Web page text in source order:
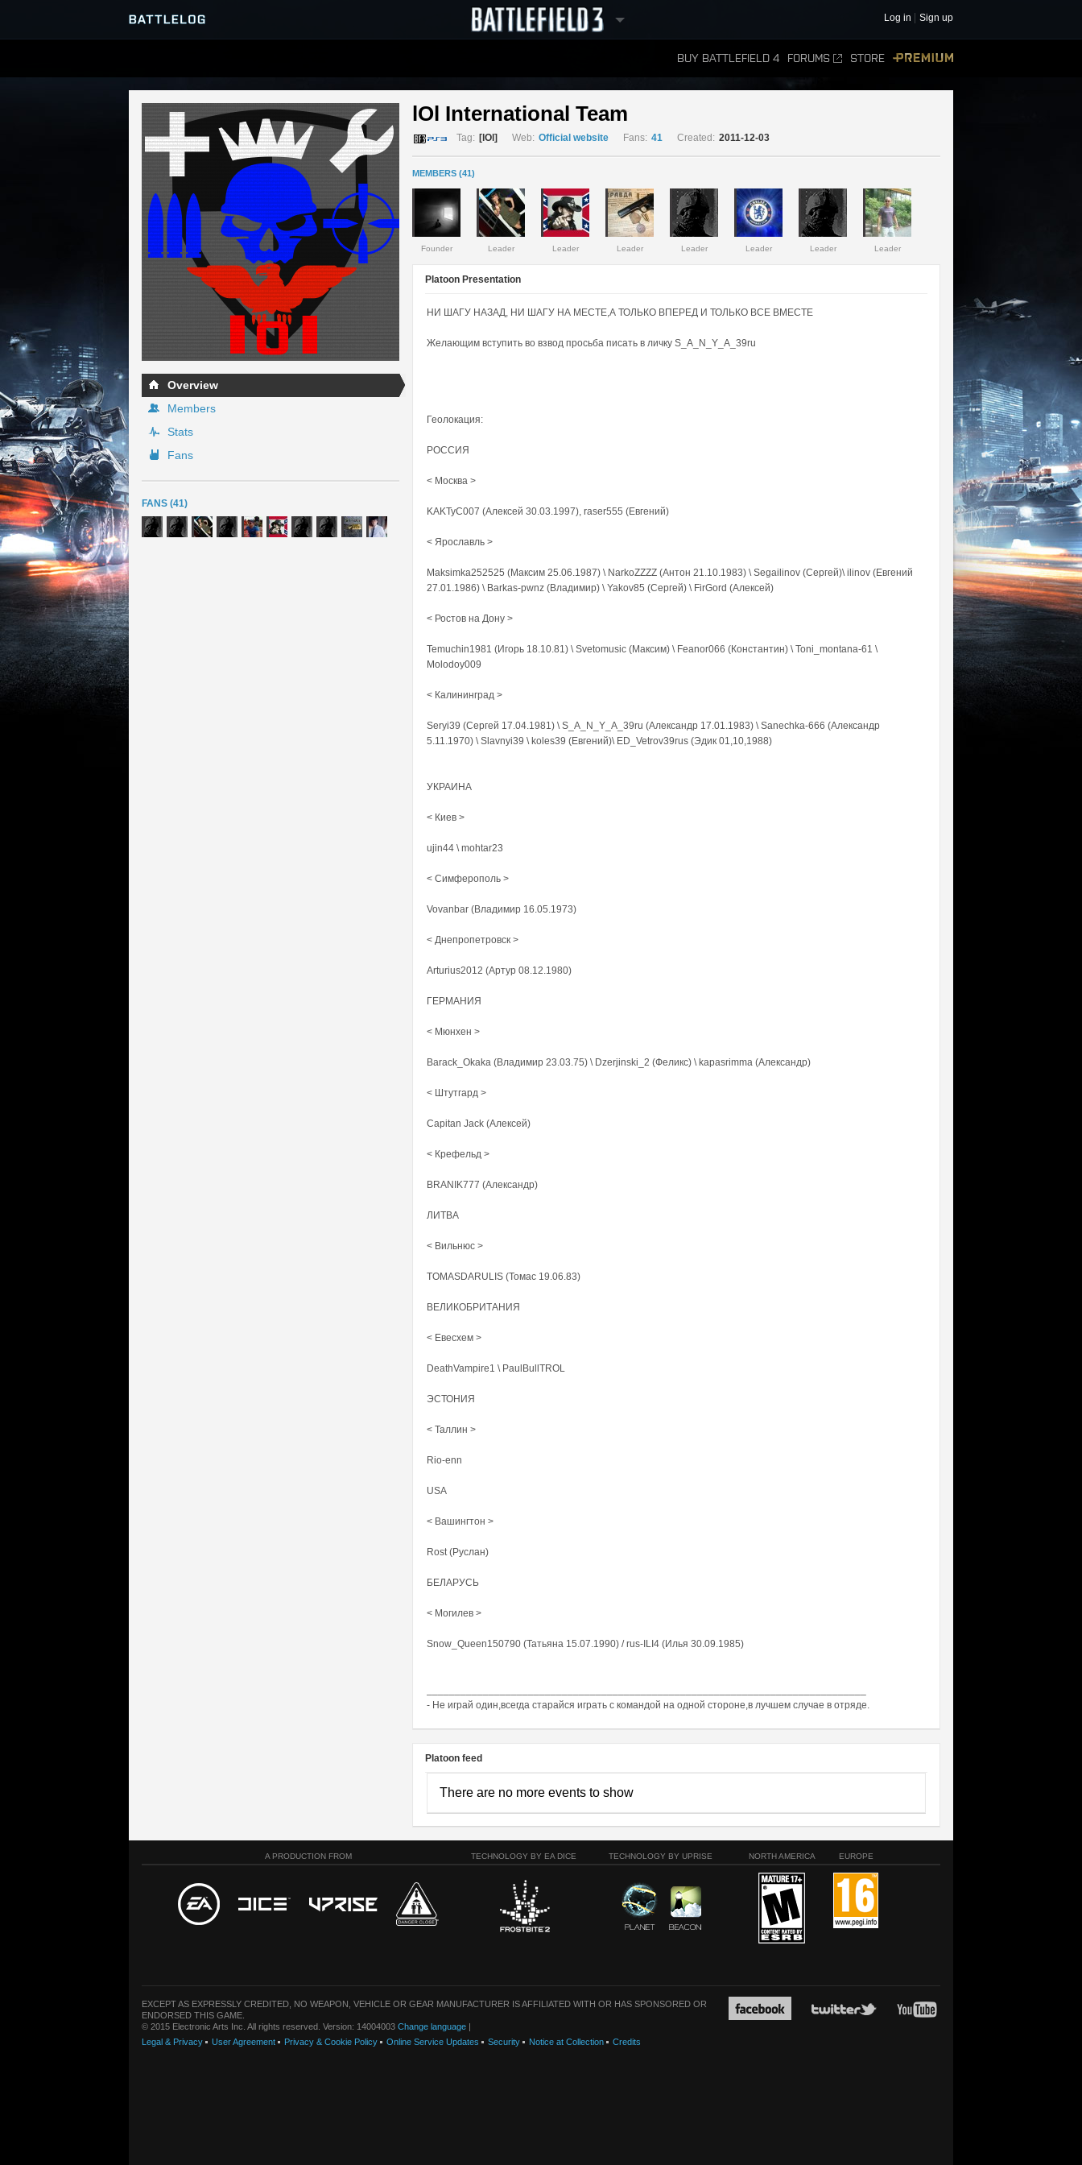
Log in Sign up
BUY BATTLEFIELD 4 FORUMS STORE
SERVER BROWSER
MATCHES
LEADERBOARDS
Overview
Members
Stats
Fans
FANS (41)
lOl International Team
Tag: [lOl] Web: Official website Fans: 41 Created: 2011-12-03
MEMBERS (41)
Founder Leader Leader Leader Leader Leader Leader Leader
Platoon Presentation
НИ ШАГУ НАЗАД, НИ ШАГУ НА МЕСТЕ,А ТОЛЬКО ВПЕРЕД И ТОЛЬКО ВСЕ ВМЕСТЕ
Желающим вступить во взвод просьба писать в личку S_A_N_Y_A_39ru
Геолокация:
РОССИЯ
< Москва >
KAKTyC007 (Алексей 30.03.1997), raser555 (Евгений)
< Ярославль >
Maksimka252525 (Максим 25.06.1987) \ NarkoZZZZ (Антон 21.10.1983) \ Segailinov (Сергей)\ ilinov (Евгений
27.01.1986) \ Barkas-pwnz (Владимир) \ Yakov85 (Сергей) \ FirGord (Алексей)
< Ростов на Дону >
Temuchin1981 (Игорь 18.10.81) \ Svetomusic (Максим) \ Feanor066 (Константин) \ Toni_montana-61 \
Molodoy009
< Калининград >
Seryi39 (Сергей 17.04.1981) \ S_A_N_Y_A_39ru (Александр 17.01.1983) \ Sanechka-666 (Александр
5.11.1970) \ Slavnyi39 \ koles39 (Евгений)\ ED_Vetrov39rus (Эдик 01,10,1988)
УКРАИНА
< Киев >
ujin44 \ mohtar23
< Симферополь >
Vovanbar (Владимир 16.05.1973)
< Днепропетровск >
Arturius2012 (Артур 08.12.1980)
ГЕРМАНИЯ
< Мюнхен >
Barack_Okaka (Владимир 23.03.75) \ Dzerjinski_2 (Феликс) \ kapasrimma (Александр)
< Штутгард >
Capitan Jack (Алексей)
< Крефельд >
BRANIK777 (Александр)
ЛИТВА
< Вильнюс >
TOMASDARULIS (Томас 19.06.83)
ВЕЛИКОБРИТАНИЯ
< Евесхем >
DeathVampire1 \ PaulBullTROL
ЭСТОНИЯ
< Таллин >
Rio-enn
USA
< Вашингтон >
Rost (Руслан)
БЕЛАРУСЬ
< Могилев >
Snow_Queen150790 (Татьяна 15.07.1990) / rus-ILI4 (Илья 30.09.1985)
- Не играй один,всегда старайся играть с командой на одной стороне,в лучшем случае в отряде.
Platoon feed
There are no more events to show
A PRODUCTION FROM TECHNOLOGY BY EA DICE TECHNOLOGY BY UPRISE NORTH AMERICA EUROPE
EXCEPT AS EXPRESSLY CREDITED, NO WEAPON, VEHICLE OR GEAR MANUFACTURER IS AFFILIATED WITH OR HAS SPONSORED OR
ENDORSED THIS GAME.
© 2015 Electronic Arts Inc. All rights reserved. Version: 14004003 Change language |
Legal & Privacy
User Agreement Privacy & Cookie Policy Online Service Updates Security Notice at Collection Credits